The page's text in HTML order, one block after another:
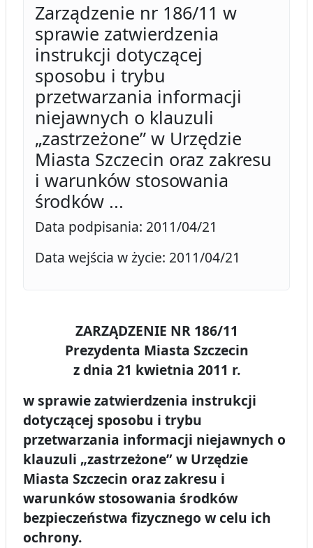
Zarządzenie nr 186/11 w
sprawie zatwierdzenia
instrukcji dotyczącej
sposobu i trybu
przetwarzania informacji
niejawnych o klauzuli
„zastrzeżone” w Urzędzie
Miasta Szczecin oraz zakresu
i warunków stosowania
środków ...
Data podpisania: 2011/04/21
Data wejścia w życie: 2011/04/21
ZARZĄDZENIE NR 186/11
Prezydenta Miasta Szczecin
z dnia 21 kwietnia 2011 r.
w sprawie zatwierdzenia instrukcji
dotyczącej sposobu i trybu
przetwarzania informacji niejawnych o
klauzuli „zastrzeżone” w Urzędzie
Miasta Szczecin oraz zakresu i
warunków stosowania środków
bezpieczeństwa fizycznego w celu ich
ochrony.